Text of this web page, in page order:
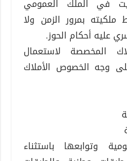
في الملك العمومي
بمرور الزمن ولا
عليه أحكام الحوز.
المخصصة لاستعمال
وجه الخصوص الأملاك
وتوابعها باستثناء